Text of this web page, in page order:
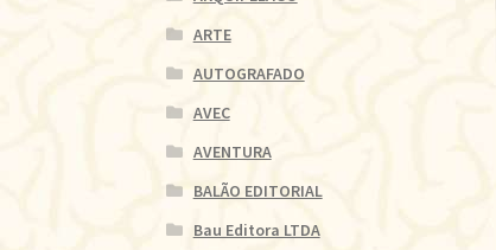
ARTE
AUTOGRAFADO
AVEC
AVENTURA
BALÃO EDITORIAL
Bau Editora LTDA